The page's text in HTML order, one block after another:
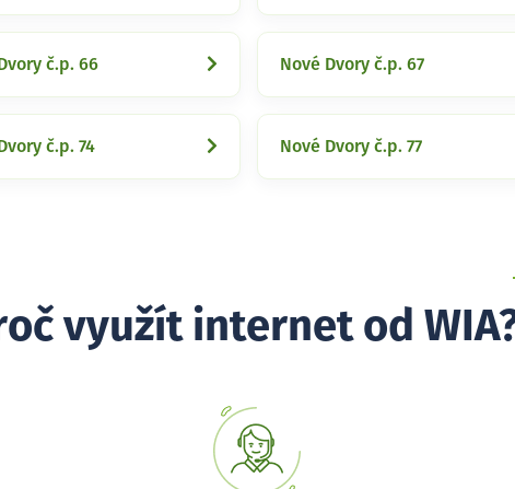
č.p. 66 Nové Dvory č.p. 67
č.p. 74 Nové Dvory č.p. 77
využít internet od